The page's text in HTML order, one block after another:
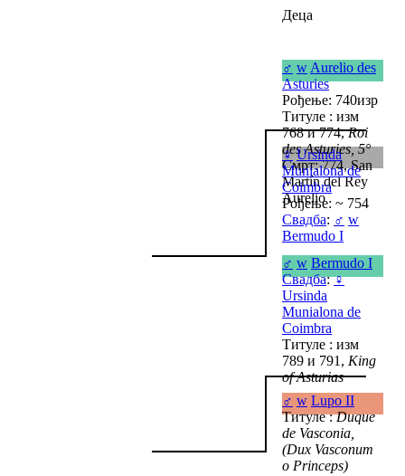
Деца
♂ w Aurelio des
Asturies
Рођење: 740изр
Титуле : изм
768 и 774,Roi
des Asturies, 5°
Смрт: 774, San
Martín del Rey
Aurelio
♀ Ursinda
Munialona de
Coimbra
Рођење: ~ 754
Свадба: ♂ w
Bermudo I
♂ w Bermudo I
Свадба:♀
Ursinda
Munialona de
Coimbra
Титуле : изм
789 и 791, King
of Asturias
♂ w Lupo II
Титуле :Duque
de Vasconia,
(Dux Vasconum
o Princeps)